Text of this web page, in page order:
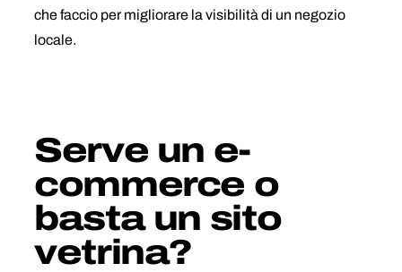
che faccio per migliorare la visibilità di un negozio
locale.
Serve un e-
commerce o
basta un sito
vetrina?